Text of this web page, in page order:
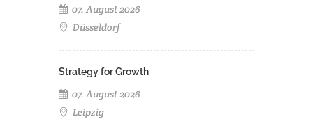
07. August 2026
Düsseldorf
Strategy for Growth
07. August 2026
Leipzig